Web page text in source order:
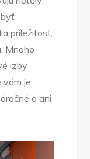
byť
príležitosť,
Mnoho
izby
vám je
a ani